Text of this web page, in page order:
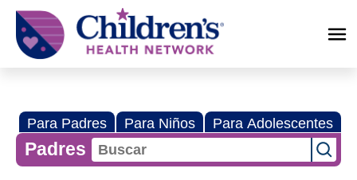
Children's
Health
Network
Para Padres Para Niños Para Adolescentes
Padres